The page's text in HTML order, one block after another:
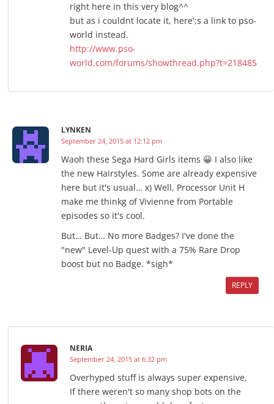
right here in this very blog^^
but as i couldnt locate it, here';s a link to pso-
world instead.
http://www.pso-
world.com/forums/showthread.php?t=218485
LYNKEN
September 24, 2015 at 12:12 pm
Waoh these Sega Hard Girls items 😀 I also like
the new Hairstyles. Some are already expensive
here but it's usual… x) Well, Processor Unit H
make me thinkg of Vivienne from Portable
episodes so it's cool.
But… But… No more Badges? I've done the
"new" Level-Up quest with a 75% Rare Drop
boost but no Badge. *sigh*
REPLY
NERIA
September 24, 2015 at 6:32 pm
Overhyped stuff is always super expensive,
If there weren't so many shop bots on the